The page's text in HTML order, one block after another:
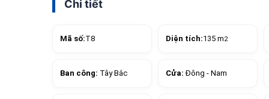
Chi tiết
Mã số:T8 Diện tích:135 m2
Ban công: Tây Bắc Cửa:Đông - Nam